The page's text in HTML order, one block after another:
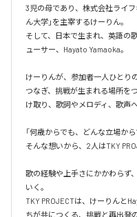
3児の母であり、株式会社ライ
ん大学」を主宰するけーりん。
そして、日本で生まれ、英語の
ューサー、Hayato Yamaoka。
けーりんが、参加者一人ひとり
つなぎ、挑戦が生まれる場所を
け取り、歌詞やメロディ、歌声
「何歳からでも、どんな立場か
そんな想いから、2人はTKY
歌の経験や上手さにかかわらず
いく。
TKY PROJECTは、けーりんと
ちが共につくる、挑戦と再出発